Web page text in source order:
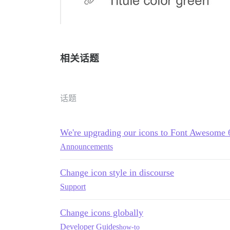
相关话题
话题
We're upgrading our icons to Font Awesome
Announcements
Change icon style in discourse
Support
Change icons globally
Developer Guideshow-to